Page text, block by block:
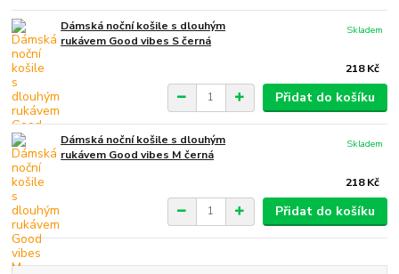
Dámská noční košile s dlouhým
rukávem Good vibes S černá
218 Kč
Skladem
Přidat do košíku
Dámská noční košile s dlouhým
rukávem Good vibes M černá
218 Kč
Skladem
Přidat do košíku